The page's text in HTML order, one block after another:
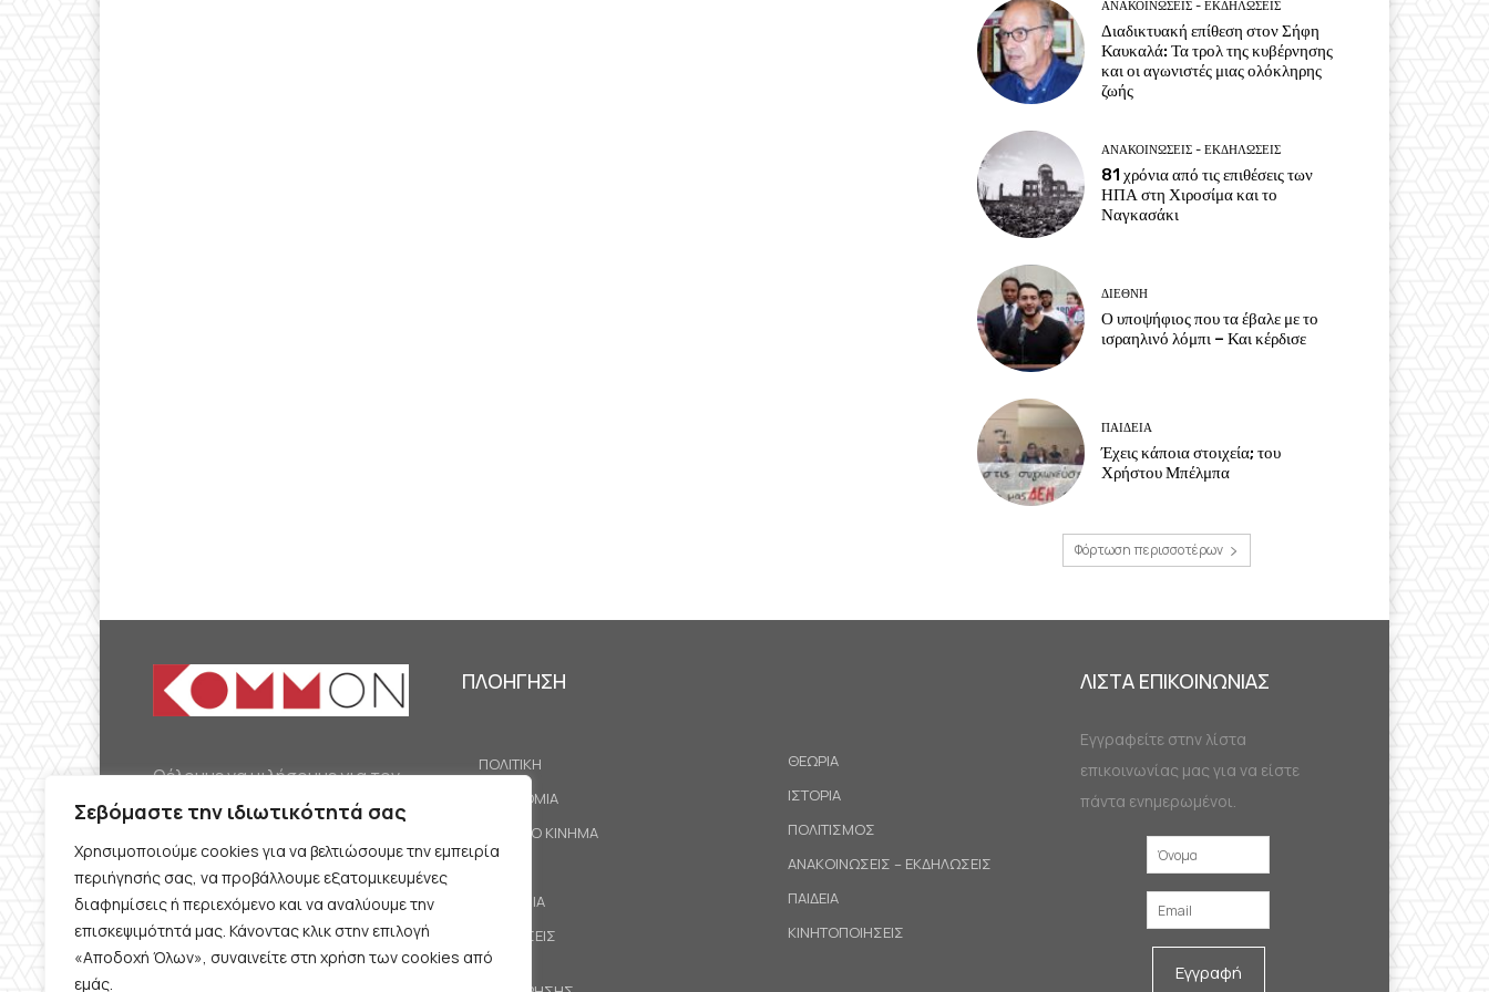
Σεβόμαστε την ιδιωτικότητά σας
Χρησιμοποιούμε cookies για να βελτιώσουμε την εμπειρία
περιήγησής σας, να προβάλλουμε εξατομικευμένες
διαφημίσεις ή περιεχόμενο και να αναλύουμε την
επισκεψιμότητά μας. Κάνοντας κλικ στην επιλογή
«Αποδοχή Όλων», συναινείτε στη χρήση των cookies από
εμάς.
ΑΝΑΚΟΙΝΩΣΕΙΣ - ΕΚΔΗΛΩΣΕΙΣ
Διαδικτυακή επίθεση στον Σήφη
Καυκαλά: Τα τρολ της κυβέρνησης
και οι αγωνιστές μιας ολόκληρης
ζωής
ΑΝΑΚΟΙΝΩΣΕΙΣ - ΕΚΔΗΛΩΣΕΙΣ
81 χρόνια από τις επιθέσεις των
ΗΠΑ στη Χιροσίμα και το
Ναγκασάκι
ΔΙΕΘΝΗ
Ο υποψήφιος που τα έβαλε με το
ισραηλινό λόμπι – Και κέρδισε
ΠΑΙΔΕΙΑ
Έχεις κάποια στοιχεία; του
Χρήστου Μπέλμπα
Φόρτωση περισσοτέρων
Θέλουμε να μιλήσουμε για τον
κομμουνισμό της εποχής μας,
την αναγκαία αλλά όχι
δεδομένη προοπτική.
Θέλουμε να μιλήσουμε
ταυτόχρονα για την
καθημερινή επιβίωση και τον
ΠΛΟΗΓΗΣΗ
ΠΟΛΙΤΙΚΗ
ΟΙΚΟΝΟΜΙΑ
ΕΡΓΑΤΙΚΟ ΚΙΝΗΜΑ
ΚΟΙΝΩΝΙΑ
ΠΡΟΤΑΣΕΙΣ
ΘΕΩΡΙΑ
ΙΣΤΟΡΙΑ
ΠΟΛΙΤΙΣΜΟΣ
ΑΝΑΚΟΙΝΩΣΕΙΣ – ΕΚΔΗΛΩΣΕΙΣ
ΠΑΙΔΕΙΑ
ΚΙΝΗΤΟΠΟΙΗΣΕΙΣ
ΛΙΣΤΑ ΕΠΙΚΟΙΝΩΝΙΑΣ
Εγγραφείτε στην λίστα
επικοινωνίας μας για να είστε
πάντα ενημερωμένοι.
Εγγραφή